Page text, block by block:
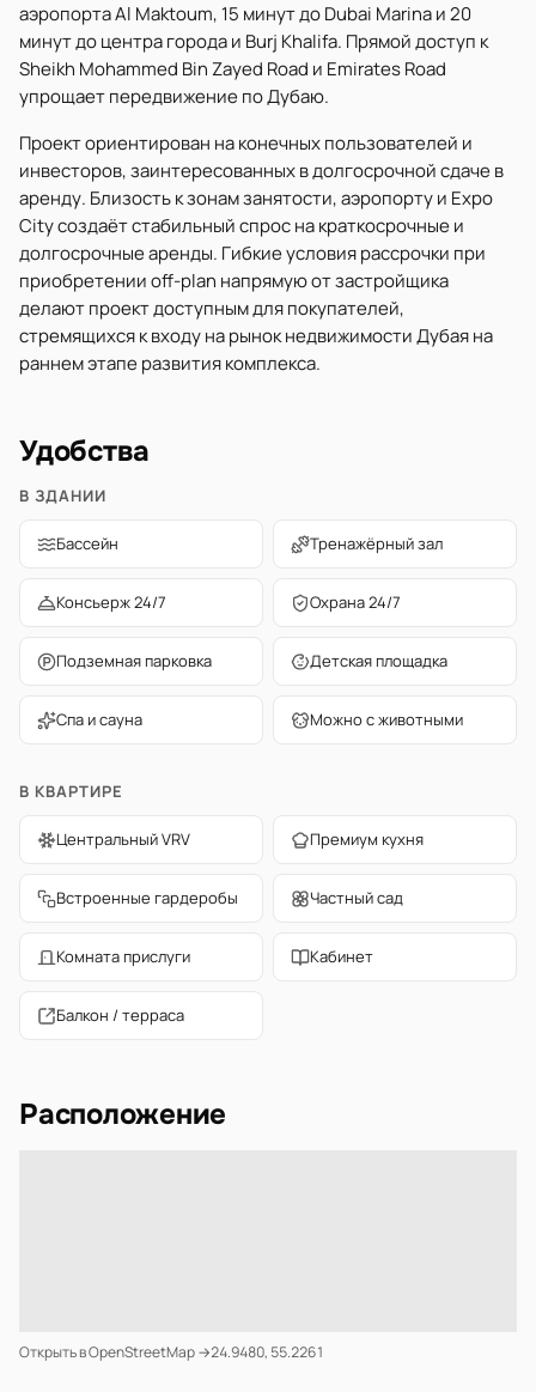
аэропорта Al Maktoum, 15 минут до Dubai Marina и 20
минут до центра города и Burj Khalifa. Прямой доступ к
Sheikh Mohammed Bin Zayed Road и Emirates Road
упрощает передвижение по Дубаю.
Проект ориентирован на конечных пользователей и
инвесторов, заинтересованных в долгосрочной сдаче в
аренду. Близость к зонам занятости, аэропорту и Expo
City создаёт стабильный спрос на краткосрочные и
долгосрочные аренды. Гибкие условия рассрочки при
приобретении off-plan напрямую от застройщика
делают проект доступным для покупателей,
стремящихся к входу на рынок недвижимости Дубая на
раннем этапе развития комплекса.
Удобства
В ЗДАНИИ
Бассейн Тренажёрный зал
Консьерж 24/7 Охрана 24/7
Подземная парковка Детская площадка
Спа и сауна Можно с животными
В КВАРТИРЕ
Центральный VRV Премиум кухня
Встроенные гардеробы Частный сад
Комната прислуги Кабинет
Балкон / терраса
Расположение
Открыть в OpenStreetMap →24.9480, 55.2261